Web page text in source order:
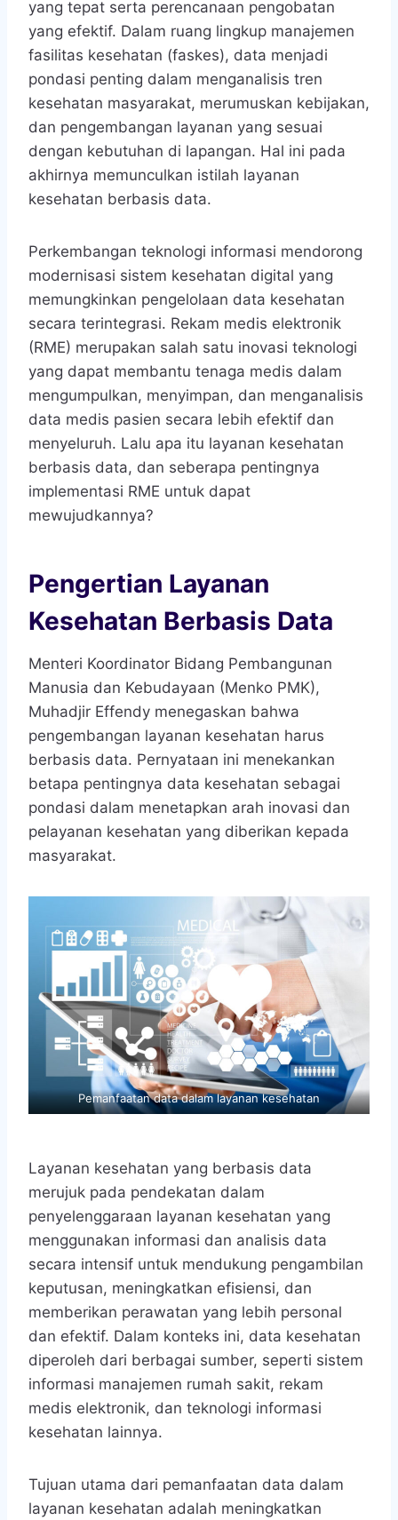
yang tepat serta perencanaan pengobatan
yang efektif. Dalam ruang lingkup manajemen
fasilitas kesehatan (faskes), data menjadi
pondasi penting dalam menganalisis tren
kesehatan masyarakat, merumuskan kebijakan,
dan pengembangan layanan yang sesuai
dengan kebutuhan di lapangan. Hal ini pada
akhirnya memunculkan istilah layanan
kesehatan berbasis data.
Perkembangan teknologi informasi mendorong
modernisasi sistem kesehatan digital yang
memungkinkan pengelolaan data kesehatan
secara terintegrasi. Rekam medis elektronik
(RME) merupakan salah satu inovasi teknologi
yang dapat membantu tenaga medis dalam
mengumpulkan, menyimpan, dan menganalisis
data medis pasien secara lebih efektif dan
menyeluruh. Lalu apa itu layanan kesehatan
berbasis data, dan seberapa pentingnya
implementasi RME untuk dapat
mewujudkannya?
Pengertian Layanan
Kesehatan Berbasis Data
Menteri Koordinator Bidang Pembangunan
Manusia dan Kebudayaan (Menko PMK),
Muhadjir Effendy menegaskan bahwa
pengembangan layanan kesehatan harus
berbasis data. Pernyataan ini menekankan
betapa pentingnya data kesehatan sebagai
pondasi dalam menetapkan arah inovasi dan
pelayanan kesehatan yang diberikan kepada
masyarakat.
Pemanfaatan data dalam layanan kesehatan
Layanan kesehatan yang berbasis data
merujuk pada pendekatan dalam
penyelenggaraan layanan kesehatan yang
menggunakan informasi dan analisis data
secara intensif untuk mendukung pengambilan
keputusan, meningkatkan efisiensi, dan
memberikan perawatan yang lebih personal
dan efektif. Dalam konteks ini, data kesehatan
diperoleh dari berbagai sumber, seperti sistem
informasi manajemen rumah sakit, rekam
medis elektronik, dan teknologi informasi
kesehatan lainnya.
Tujuan utama dari pemanfaatan data dalam
layanan kesehatan adalah meningkatkan